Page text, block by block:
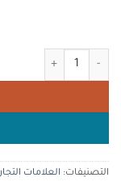
التصنيفات: العلامات